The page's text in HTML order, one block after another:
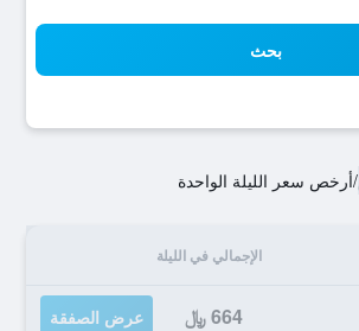
بحث
/أرخص سعر الليلة الواحدة
الإجمالي في الليلة
664 ﷼ عرض الصفقة